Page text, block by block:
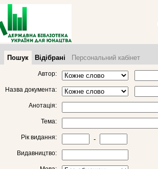
Пошук Відібрані Персональний кабінет
Автор:
Назва документа:
Анотація:
Тема:
Рік видання: -
Видавництво: